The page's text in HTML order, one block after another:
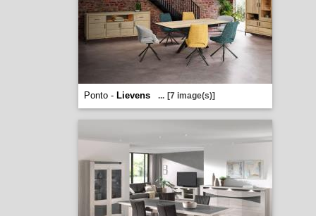
Ponto - Lievens ... [7 image(s)]